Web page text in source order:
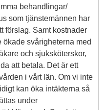
behandlingar/
som tjänstemännen har
förslag. Samt kostnader
svårigheterna med
och sjuksköterskor,
att betala. Det är ett
i vårt län. Om vi inte
kan öka intäkterna så
under